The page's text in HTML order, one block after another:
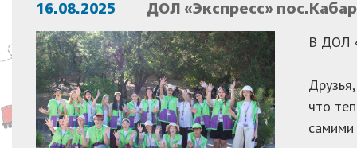
16.08.2025 ДОЛ «Экспресс»
В ДОЛ
что